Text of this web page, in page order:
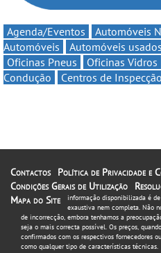
Agenda/Eventos Automóveis
Automóveis
Automóveis usados
Oficinas Pneus
Oficinas Vidros
Condução
Centros de Inspecção
Contactos
Política de Privacidade e
Condições Gerais de Utilização
Mapa do Site
informação disponibilizada é
exaustiva nem completa. Não
de incorrecção, embora tenhamos a
seja o mais correcta possível. Os preços,
confirmados com os respectivos fornecedores
como qualquer tipo de características técnicas.